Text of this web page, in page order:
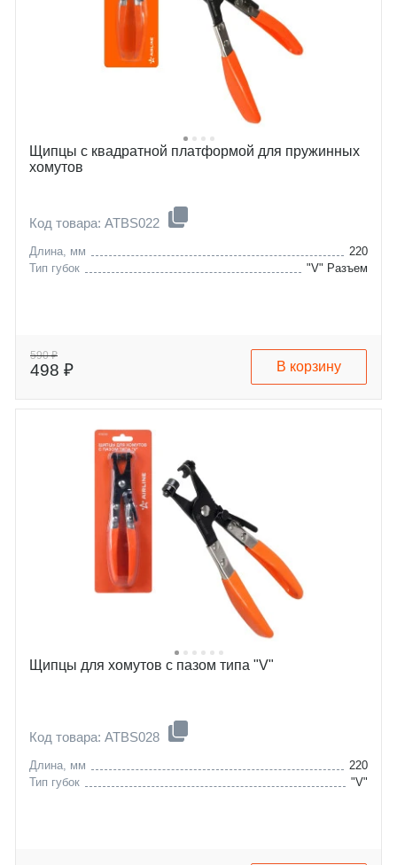
Щипцы с квадратной платформой для пружинных
хомутов
Код товара: ATBS022
Длина, мм
220
Тип губок
"V" Разъем
590 ₽
498 ₽ В корзину
Щипцы для хомутов c пазом типа "V"
Код товара: ATBS028
Длина, мм
220
Тип губок
"V"